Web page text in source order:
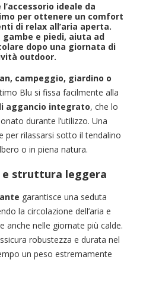
l’accessorio ideale da
per ottenere un comfort
di relax all’aria aperta.
gambe e piedi, aiuta ad
dopo una giornata di
outdoor.
campeggio, giardino o
Blu si fissa facilmente alla
aggancio integrato, che lo
durante l’utilizzo. Una
per rilassarsi sotto il tendalino
o in piena natura.
struttura leggera
garantisce una seduta
la circolazione dell’aria e
anche nelle giornate più calde.
robustezza e durata nel
un peso estremamente